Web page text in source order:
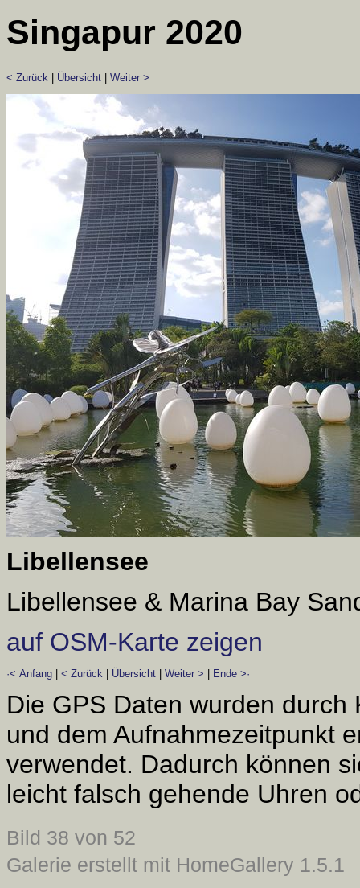
Singapur 2020
< Zurück Übersicht Weiter >
Libellensee
Libellensee & Marina Bay
auf OSM-Karte zeigen
·< Anfang < Zurück Übersicht Weiter > Ende >·
Die GPS Daten wurden
und dem Aufnahmezeitpunkt
verwendet. Dadurch können
leicht falsch gehende Uhren
Bild 38 von 52
Galerie erstellt mit HomeGallery 1.5.1